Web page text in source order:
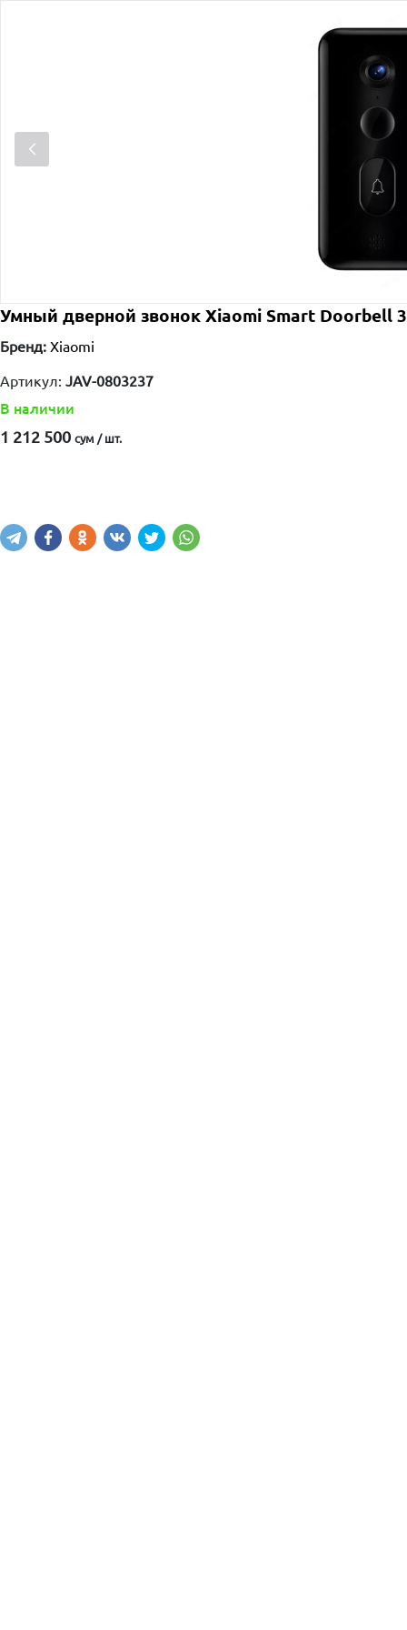
Умный дверной звонок Xiaomi Smart Doorbell 3
Бренд: Xiaomi
Артикул: JAV-0803237
В наличии
1 212 500 сум / шт.